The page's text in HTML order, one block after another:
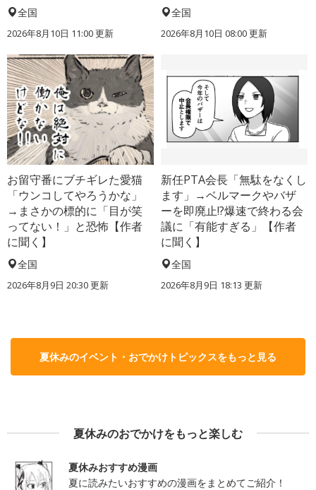
全国
2026年8月10日 11:00更新
全国
2026年8月10日 08:00更新
お留守番にブチギレた愛猫
「ウンコしてやろうかな」
→まさかの標的に「目が笑
ってない！」と恐怖【作者
に聞く】
全国
2026年8月9日 20:30更新
新任PTA会長「無駄をなくし
ます」→ベルマークやバザ
ーを即廃止!?爆速で終わる会
議に「有能すぎる」【作者
に聞く】
全国
2026年8月9日 18:13 更新
夏休みのイベント・おでかけトピックスをもっと見る
夏休みのおでかけをもっと楽しむ
夏休みおすすめ漫画
夏に読みたいおすすめの漫画をまとめてご紹介！